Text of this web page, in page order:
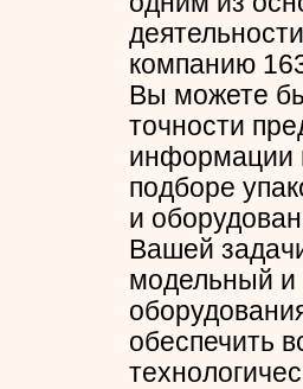
компанию
Вы можете
точности
информации
подборе
и
Вашей
модельный
обеспечить